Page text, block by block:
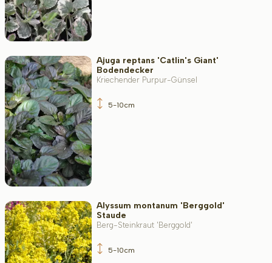
Ajuga reptans 'Catlin's Giant'
Bodendecker
Kriechender Purpur-Günsel
5-10cm
Alyssum montanum 'Berggold'
Staude
Berg-Steinkraut 'Berggold'
5-10cm